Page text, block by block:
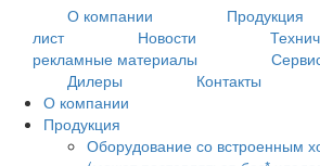
О компании Продукция
лист
Новости
рекламные материалы
Дилеры
Контакты
О компании
Продукция
Оборудование со встроенным